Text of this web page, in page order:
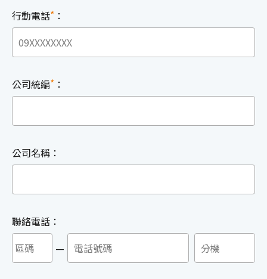
行動電話* ：
公司統編* ：
公司名稱：
聯絡電話：
—